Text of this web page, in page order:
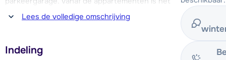
meter lopen naar de cabinelift Vaujany-L'Alpette. Door
middel van deze en de cabinelift Alpette-Rousses, sta je in
ca. 8 minuten op 2800 meter hoogte! Aangezien er geen
pistes in het dorp eindigen, kun je met de Alpette, Villette of
Lees de volledige omschrijving
Indeling